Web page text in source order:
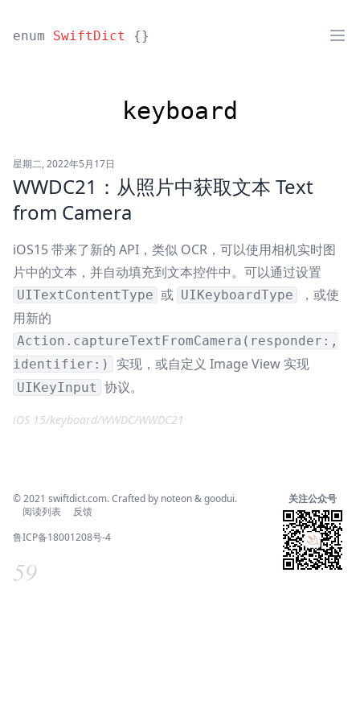
enum SwiftDict {}
keyboard
星期二, 2022年5月17日
WWDC21：从照片中获取文本 Text
from Camera
iOS15 带来了新的 API，类似 OCR，可以使用相机实时图
片中的文本，并自动填充到文本控件中。可以通过设置
UITextContentType 或 UIKeyboardType
，或使
用新的
Action.captureTextFromCamera(responder:,
identifier:)
实现，或自定义 Image View 实现
UIKeyInput 协议。
iOS 15/keyboard/WWDC/WWDC21
© 2021 swiftdict.com. Crafted by noteon&goodui.
阅读列表
反馈
鲁ICP备18001208号-4
59
关注公众号